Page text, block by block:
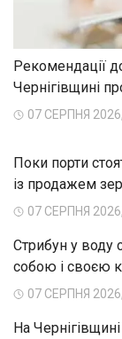
Рекомендації
Чернігівщині
07 СЕРПНЯ
Поки порти
із продажем
07 СЕРПНЯ
Стрибун у воду
собою і своєю
07 СЕРПНЯ
На